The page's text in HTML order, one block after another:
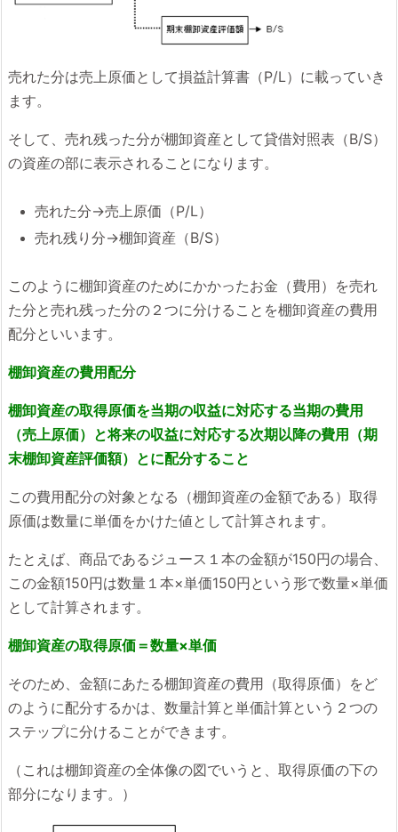
売れた分は売上原価として損益計算書（P/L）に載っていき
ます。
そして、売れ残った分が棚卸資産として貸借対照表（B/S）
の資産の部に表示されることになります。
売れた分→売上原価（P/L）
売れ残り分→棚卸資産（B/S）
このように棚卸資産のためにかかったお金（費用）を売れ
た分と売れ残った分の２つに分けることを棚卸資産の費用
配分といいます。
棚卸資産の費用配分
棚卸資産の取得原価を当期の収益に対応する当期の費用
（売上原価）と将来の収益に対応する次期以降の費用（期
末棚卸資産評価額）とに配分すること
この費用配分の対象となる（棚卸資産の金額である）取得
原価は数量に単価をかけた値として計算されます。
たとえば、商品であるジュース１本の金額が150円の場合、
この金額150円は数量１本×単価150円という形で数量×単価
として計算されます。
棚卸資産の取得原価＝数量×単価
そのため、金額にあたる棚卸資産の費用（取得原価）をど
のように配分するかは、数量計算と単価計算という２つの
ステップに分けることができます。
（これは棚卸資産の全体像の図でいうと、取得原価の下の
部分になります。）